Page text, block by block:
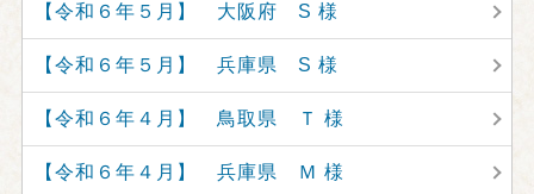
【令和６年５月】 大阪府 S 様
【令和６年５月】 兵庫県 S 様
【令和６年４月】 鳥取県 Ｔ 様
【令和６年４月】 兵庫県 Ｍ 様